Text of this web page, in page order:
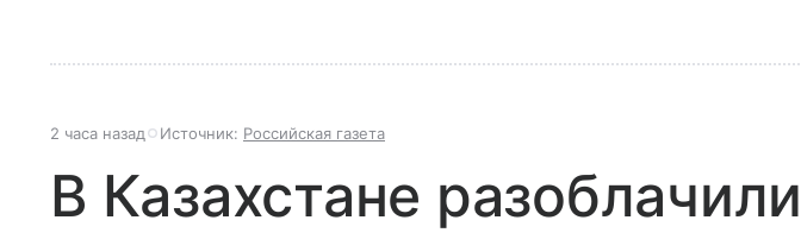
2 часа назад Источник: Российская газета
В Казахстане разоблачили